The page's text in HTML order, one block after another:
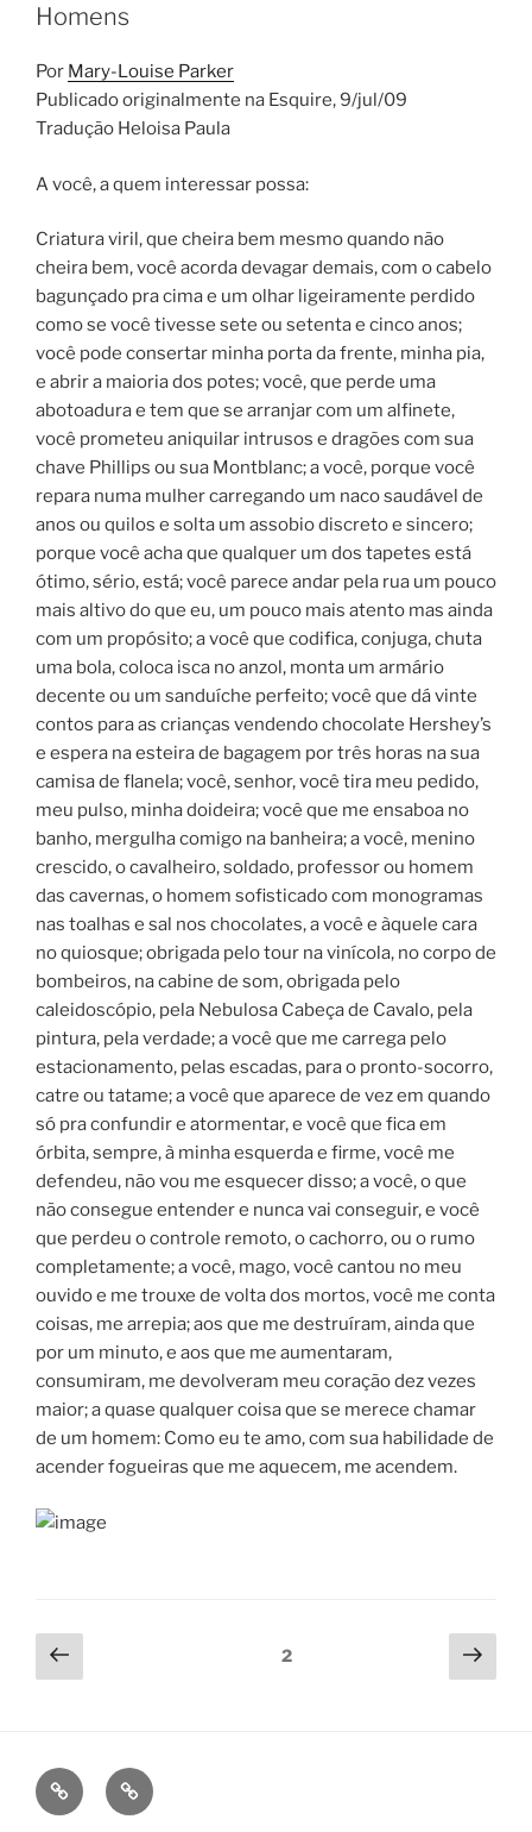
Homens
Por Mary-Louise Parker
Publicado originalmente na Esquire, 9/jul/09
Tradução Heloisa Paula
A você, a quem interessar possa:
Criatura viril, que cheira bem mesmo quando não
cheira bem, você acorda devagar demais, com o cabelo
bagunçado pra cima e um olhar ligeiramente perdido
como se você tivesse sete ou setenta e cinco anos;
você pode consertar minha porta da frente, minha pia,
e abrir a maioria dos potes; você, que perde uma
abotoadura e tem que se arranjar com um alfinete,
você prometeu aniquilar intrusos e dragões com sua
chave Phillips ou sua Montblanc; a você, porque você
repara numa mulher carregando um naco saudável de
anos ou quilos e solta um assobio discreto e sincero;
porque você acha que qualquer um dos tapetes está
ótimo, sério, está; você parece andar pela rua um pouco
mais altivo do que eu, um pouco mais atento mas ainda
com um propósito; a você que codifica, conjuga, chuta
uma bola, coloca isca no anzol, monta um armário
decente ou um sanduíche perfeito; você que dá vinte
contos para as crianças vendendo chocolate Hershey’s
e espera na esteira de bagagem por três horas na sua
camisa de flanela; você, senhor, você tira meu pedido,
meu pulso, minha doideira; você que me ensaboa no
banho, mergulha comigo na banheira; a você, menino
crescido, o cavalheiro, soldado, professor ou homem
das cavernas, o homem sofisticado com monogramas
nas toalhas e sal nos chocolates, a você e àquele cara
no quiosque; obrigada pelo tour na vinícola, no corpo de
bombeiros, na cabine de som, obrigada pelo
caleidoscópio, pela Nebulosa Cabeça de Cavalo, pela
pintura, pela verdade; a você que me carrega pelo
estacionamento, pelas escadas, para o pronto-socorro,
catre ou tatame; a você que aparece de vez em quando
só pra confundir e atormentar, e você que fica em
órbita, sempre, à minha esquerda e firme, você me
defendeu, não vou me esquecer disso; a você, o que
não consegue entender e nunca vai conseguir, e você
que perdeu o controle remoto, o cachorro, ou o rumo
completamente; a você, mago, você cantou no meu
ouvido e me trouxe de volta dos mortos, você me conta
coisas, me arrepia; aos que me destruíram, ainda que
por um minuto, e aos que me aumentaram,
consumiram, me devolveram meu coração dez vezes
maior; a quase qualquer coisa que se merece chamar
de um homem: Como eu te amo, com sua habilidade de
acender fogueiras que me aquecem, me acendem.
Paginação
de
Previous
page
Page2
Next
page
fb ig